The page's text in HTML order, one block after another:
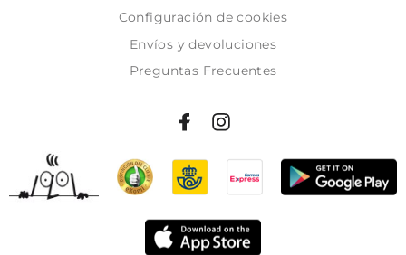
Configuración de cookies
Envíos y devoluciones
Preguntas Frecuentes